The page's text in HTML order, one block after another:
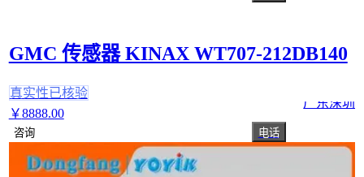
GMC 传感器 KINAX WT707-212DB140
真实性已核验
￥8888.00
广东深圳
咨询 电话